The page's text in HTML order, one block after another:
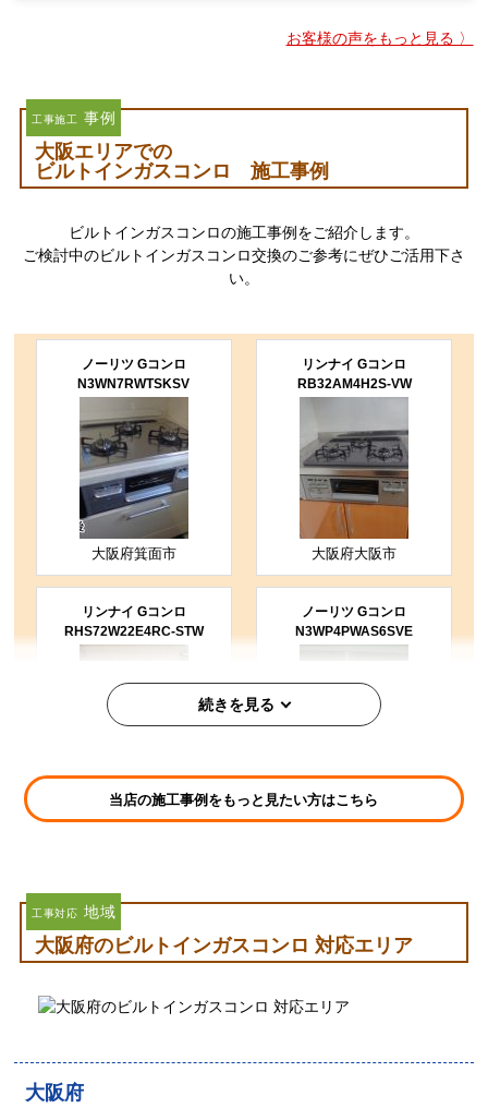
お客様の声をもっと見る 〉
工事施工 事例
大阪エリアでの
ビルトインガスコンロ 施工事例
ビルトインガスコンロの施工事例をご紹介します。
ご検討中のビルトインガスコンロ交換のご参考にぜひご活用下さ
い。
ノーリツ Gコンロ
N3WN7RWTSKSV
大阪府箕面市
リンナイ Gコンロ
RB32AM4H2S-VW
大阪府大阪市
リンナイ Gコンロ
RHS72W22E4RC-STW
大阪府大阪市
ノーリツ Gコンロ
N3WP4PWAS6SVE
大阪府高槻市
当店の施工事例をもっと見たい方はこちら
工事対応 地域
大阪府のビルトインガスコンロ 対応エリア
大阪府